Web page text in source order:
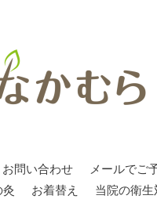
問い合わせ
メールでご
灸 お着替え 当院の衛生